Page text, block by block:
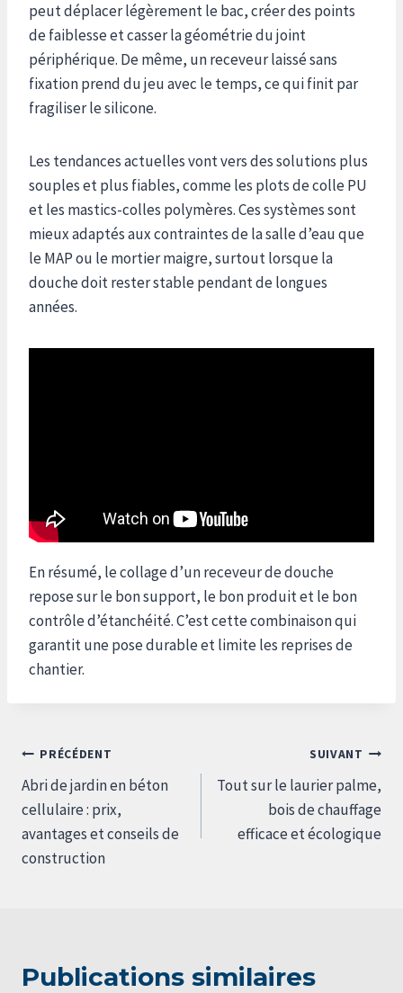
peut déplacer légèrement le bac, créer des points
de faiblesse et casser la géométrie du joint
périphérique. De même, un receveur laissé sans
fixation prend du jeu avec le temps, ce qui finit par
fragiliser le silicone.
Les tendances actuelles vont vers des solutions plus
souples et plus fiables, comme les plots de colle PU
et les mastics-colles polymères. Ces systèmes sont
mieux adaptés aux contraintes de la salle d’eau que
le MAP ou le mortier maigre, surtout lorsque la
douche doit rester stable pendant de longues
années.
En résumé, le collage d’un receveur de douche
repose sur le bon support, le bon produit et le bon
contrôle d’étanchéité. C’est cette combinaison qui
garantit une pose durable et limite les reprises de
chantier.
Navigation
de
l’article
PRÉCÉDENT
Abri de jardin en béton
cellulaire : prix,
avantages et conseils de
construction
SUIVANT
Tout sur le laurier palme,
bois de chauffage
efficace et écologique
Publications similaires